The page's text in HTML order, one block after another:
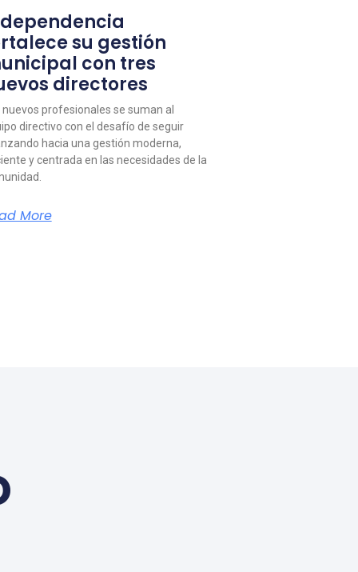
su gestión
con tres
directores
nuevos profesionales se suman al
directivo con el desafío de seguir
hacia una gestión moderna,
y centrada en las necesidades de la
More